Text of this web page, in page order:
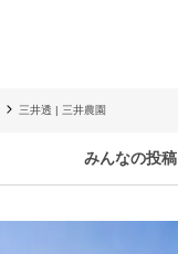
三井透 | 三井農園
みんなの投稿